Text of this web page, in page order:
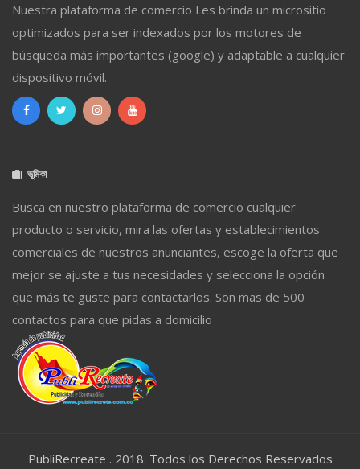
Nuestra plataforma de comercio Les brinda un micrositio
optimizados para ser indexados por los motores de
búsqueda más importantes (google) y adaptable a cualquier
dispositivo móvil.
ভূমিকা
Busca en nuestro plataforma de comercio cualquier
producto o servicio, mira las ofertas y establecimientos
comerciales de nuestros anunciantes, escoge la oferta que
mejor se ajuste a tus necesidades y selecciona la opción
que más te guste para contactarlos. Son mas de 500
contactos para que pidas a domicilio
PubliRecreate . 2018. Todos los Derechos Reservados